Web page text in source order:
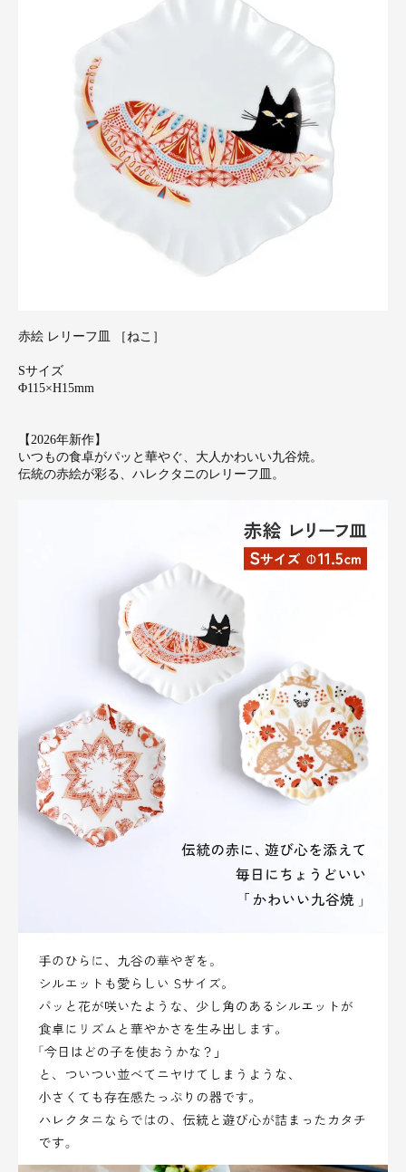
赤絵 レリーフ皿 ［ねこ］
Sサイズ
Φ115×H15mm
【2026年新作】
いつもの食卓がパッと華やぐ、大人かわいい九谷焼。
伝統の赤絵が彩る、ハレクタニのレリーフ皿。